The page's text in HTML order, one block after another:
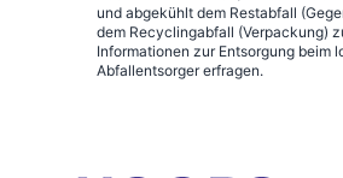
und abgekühlt dem Restabfall
dem Recyclingabfall (Verpackung)
Informationen zur Entsorgung beim
Abfallentsorger erfragen.